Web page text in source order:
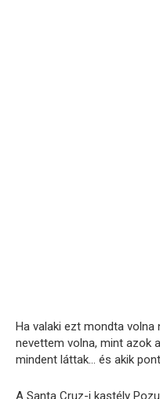
Ha valaki ezt mondta volna
nevettem volna, mint azok
mindent láttak… és akik
A Santa Cruz-i kastély